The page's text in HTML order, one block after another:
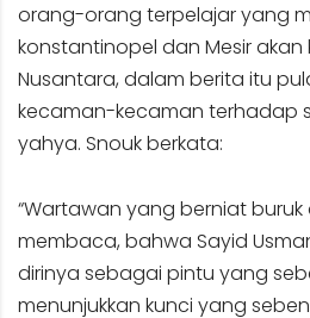
orang-orang terpelajar yang
konstantinopel dan Mesir
Nusantara, dalam berita itu
kecaman-kecaman terhadap
yahya. Snouk berkata:
“Wartawan yang berniat buruk
membaca, bahwa Sayid
dirinya sebagai pintu yang
menunjukkan kunci yang